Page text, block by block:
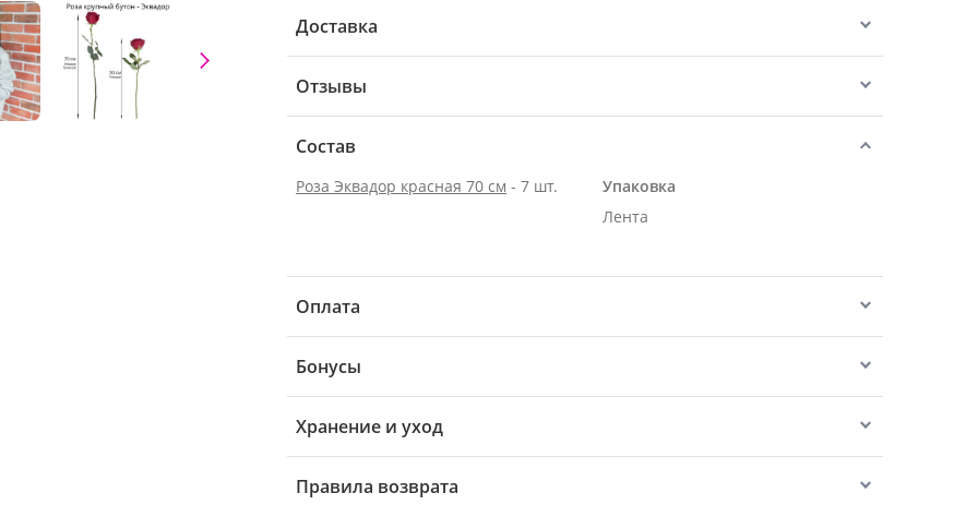
Доставка
Отзывы
Состав
Роза Эквадор красная 70 см - 7 шт.
Упаковка
Лента
Оплата
Бонусы
Хранение и уход
Правила возврата